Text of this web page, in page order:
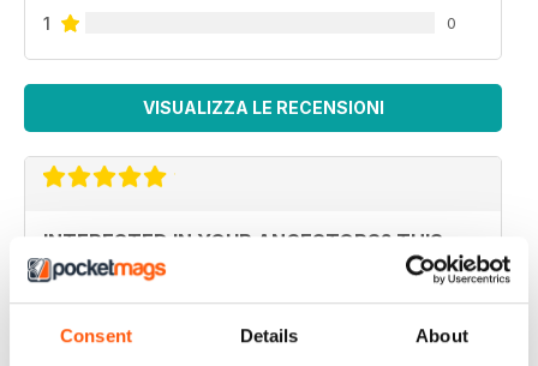
Consent Details About
1 0
VISUALIZZA LE RECENSIONI
INTERESTED IN YOUR ANCESTORS? THIS
MAG IS FOR YOU
Interested in your ancestors? This mag is for you, and
articles.